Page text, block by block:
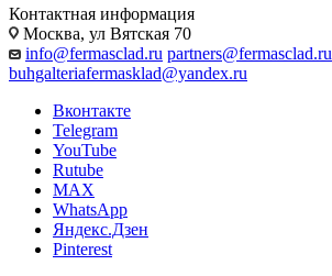
Контактная информация
Москва, ул Вятская 70
info@fermasclad.ru partners@fermasclad.ru
buhgalteriafermasklad@yandex.ru
Вконтакте
Telegram
YouTube
Rutube
MAX
WhatsApp
Яндекс.Дзен
Pinterest